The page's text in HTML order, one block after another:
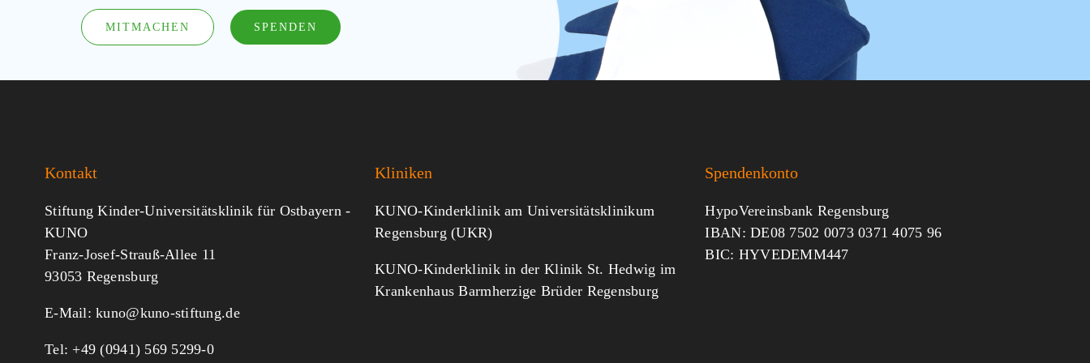
MITMACHEN SPENDEN
Kontakt
Stiftung Kinder-Universitätsklinik für Ostbayern -
KUNO
Franz-Josef-Strauß-Allee 11
93053 Regensburg
E-Mail:kuno@kuno-stiftung.de
Tel: +49 (0941) 569 5299-0
Kliniken
KUNO-Kinderklinik am Universitätsklinikum
Regensburg (UKR)
KUNO-Kinderklinik in der Klinik St. Hedwig im
Krankenhaus Barmherzige Brüder Regensburg
Spendenkonto
HypoVereinsbank Regensburg
IBAN: DE08 7502 0073 0371 4075 96
BIC: HYVEDEMM447